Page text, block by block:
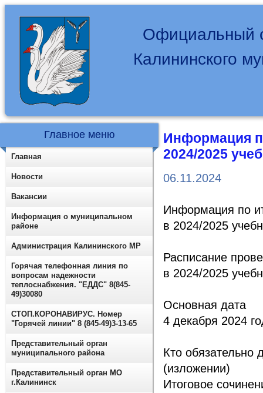
Официальный
Калининского
Информация
2024/2025
06.11.2024
Информация по
в 2024/2025
Расписание
в 2024/2025
Основная дата
4 декабря 2024
Кто обязательно
(изложении)
Итоговое
Главное меню
Главная
Новости
Вакансии
Информация о муниципальном
районе
Администрация Калининского МР
Горячая телефонная линия по
вопросам надежности
теплоснабжения. "ЕДДС" 8(845-
49)30080
СТОП.КОРОНАВИРУС. Номер
"Горячей линии" 8 (845-49)3-13-65
Представительный орган
муниципального района
Представительный орган МО
г.Калининск